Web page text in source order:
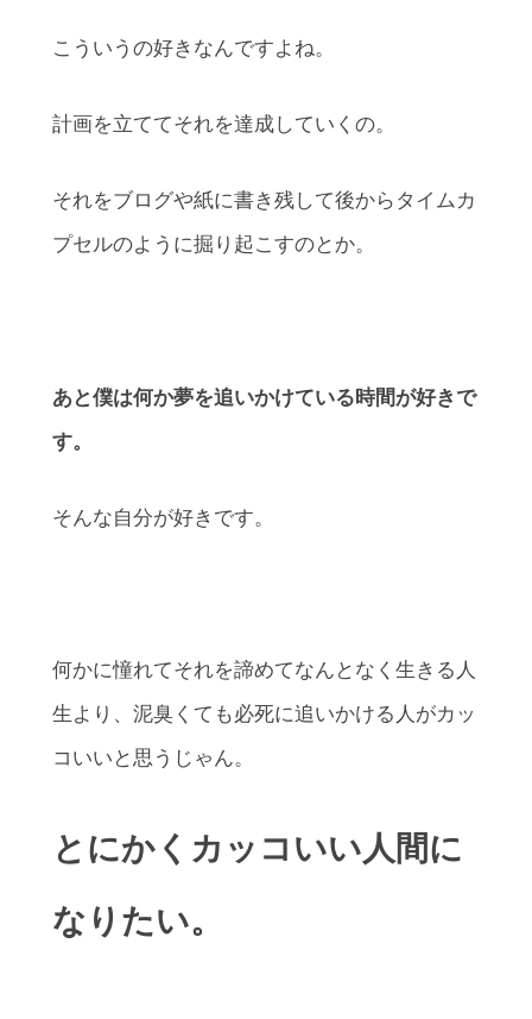
こういうの好きなんですよね。
計画を立ててそれを達成していくの。
それをブログや紙に書き残して後からタイムカ
プセルのように掘り起こすのとか。
あと僕は何か夢を追いかけている時間が好きで
す。
そんな自分が好きです。
何かに憧れてそれを諦めてなんとなく生きる人
生より、泥臭くても必死に追いかける人がカッ
コいいと思うじゃん。
とにかくカッコいい人間に
なりたい。